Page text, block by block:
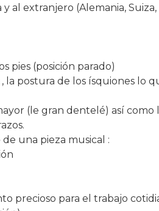
al extranjero (Alemania,
pies (posición parado)
la postura de los ísquiones lo
(le gran dentelé) así como
una pieza musical :
precioso para el trabajo